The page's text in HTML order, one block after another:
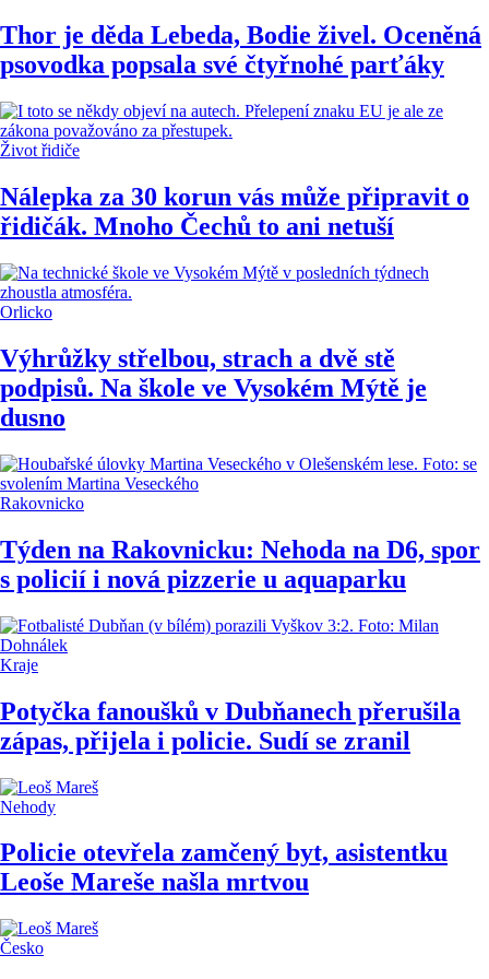
Thor je děda Lebeda, Bodie živel. Oceněná
psovodka popsala své čtyřnohé parťáky
Život řidiče
Nálepka za 30 korun vás může připravit o
řidičák. Mnoho Čechů to ani netuší
Orlicko
Výhrůžky střelbou, strach a dvě stě
podpisů. Na škole ve Vysokém Mýtě je
dusno
Rakovnicko
Týden na Rakovnicku: Nehoda na D6, spor
s policií i nová pizzerie u aquaparku
Kraje
Potyčka fanoušků v Dubňanech přerušila
zápas, přijela i policie. Sudí se zranil
Nehody
Policie otevřela zamčený byt, asistentku
Leoše Mareše našla mrtvou
Česko